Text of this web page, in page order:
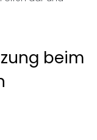
beim